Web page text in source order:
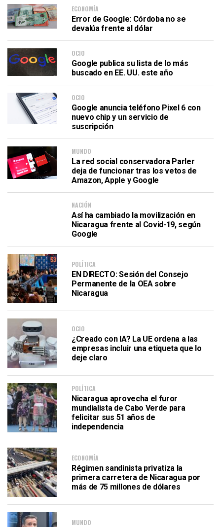
ECONOMÍA
Error de Google: Córdoba no se
devalúa frente al dólar
OCIO
Google publica su lista de lo más
buscado en EE. UU. este año
OCIO
Google anuncia teléfono Pixel 6 con
nuevo chip y un servicio de
suscripción
MUNDO
La red social conservadora Parler
deja de funcionar tras los vetos de
Amazon, Apple y Google
NACIÓN
Así ha cambiado la movilización en
Nicaragua frente al Covid-19, según
Google
POLÍTICA
EN DIRECTO: Sesión del Consejo
Permanente de la OEA sobre
Nicaragua
OCIO
¿Creado con IA? La UE ordena a las
empresas incluir una etiqueta que lo
deje claro
POLÍTICA
Nicaragua aprovecha el furor
mundialista de Cabo Verde para
felicitar sus 51 años de
independencia
ECONOMÍA
Régimen sandinista privatiza la
primera carretera de Nicaragua por
más de 75 millones de dólares
MUNDO